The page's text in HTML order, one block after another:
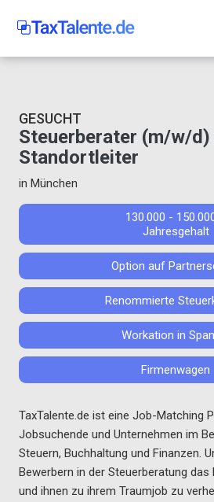
GESUCHT
Steuerberater (m/w/d)
Standortleiter
in München
130.000 -
Jahresgehalt
Option auf
Renommierte
Workation in
Firmenwagen
TaxTalente.de ist eine Job-Matching
Jobsuchende und Unternehmen im
Steuern, Buchhaltung und Finanzen.
Bewerbern in der Steuerberatung
und ihnen zu ihrem Traumjob zu